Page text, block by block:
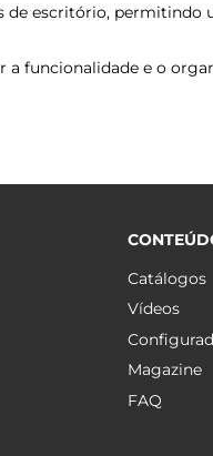
escritório, permitindo
funcionalidade e o
Catálogos
Vídeos
Magazine
FAQ